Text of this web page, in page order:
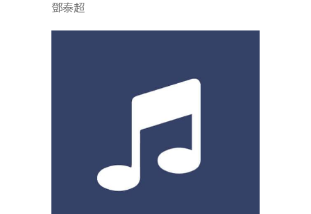
鄧泰超